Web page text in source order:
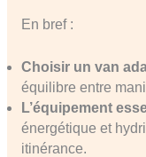
En bref :
Choisir un van
équilibre entre
L’équipement
énergétique et
itinérance.